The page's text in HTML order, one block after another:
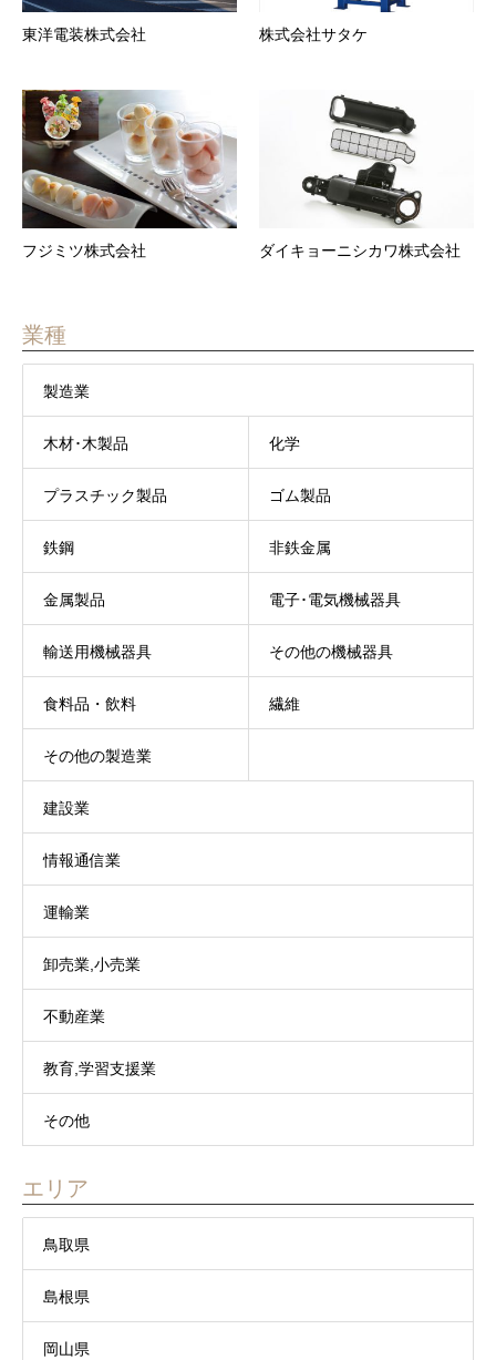
東洋電装株式会社 株式会社サタケ
フジミツ株式会社 ダイキョーニシカワ株式会社
業種
製造業
木材･木製品 化学
プラスチック製品 ゴム製品
鉄鋼 非鉄金属
金属製品 電子･電気機械器具
輸送用機械器具 その他の機械器具
食料品・飲料 繊維
その他の製造業
建設業
情報通信業
運輸業
卸売業,小売業
不動産業
教育,学習支援業
その他
エリア
鳥取県
島根県
岡山県